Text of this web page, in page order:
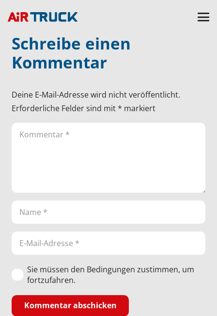
Schreibe einen
Kommentar
Deine E-Mail-Adresse wird nicht veröffentlicht.
Erforderliche Felder sind mit* markiert
Sie müssen den Bedingungen zustimmen, um
fortzufahren.
Kommentar abschicken